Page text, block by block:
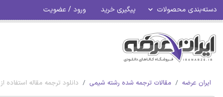
دسته‌بندی محصولات پیگیری خرید ورود / عضویت
ایران عرضه مقالات ترجمه شده رشته شیمی دانلود ترجمه مقاله استفاده